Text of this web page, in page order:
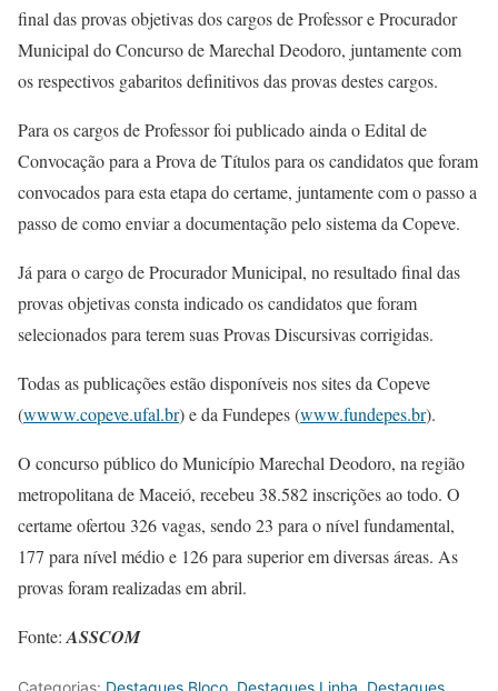
final das provas objetivas dos cargos de Professor e Procurador
Municipal do Concurso de Marechal Deodoro, juntamente com
os respectivos gabaritos definitivos das provas destes cargos.
Para os cargos de Professor foi publicado ainda o Edital de
Convocação para a Prova de Títulos para os candidatos que foram
convocados para esta etapa do certame, juntamente com o passo a
passo de como enviar a documentação pelo sistema da Copeve.
Já para o cargo de Procurador Municipal, no resultado final das
provas objetivas consta indicado os candidatos que foram
selecionados para terem suas Provas Discursivas corrigidas.
Todas as publicações estão disponíveis nos sites da Copeve
(wwww.copeve.ufal.br) e da Fundepes (www.fundepes.br).
O concurso público do Município Marechal Deodoro, na região
metropolitana de Maceió, recebeu 38.582 inscrições ao todo. O
certame ofertou 326 vagas, sendo 23 para o nível fundamental,
177 para nível médio e 126 para superior em diversas áreas. As
provas foram realizadas em abril.
Fonte: ASSCOM
Categorias: Destaques Bloco Destaques Linha Destaques